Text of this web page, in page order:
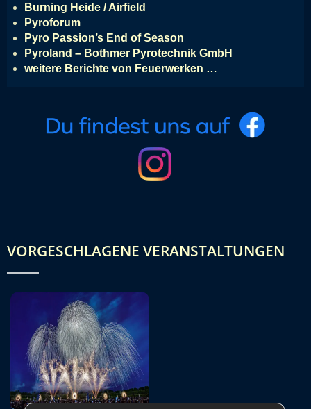
Burning Heide / Airfield
Pyroforum
Pyro Passion’s End of Season
Pyroland – Bothmer Pyrotechnik GmbH
weitere Berichte von Feuerwerken …
VORGESCHLAGENE VERANSTALTUNGEN